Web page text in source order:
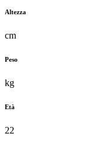
Altezza
cm
Peso
kg
Età
22